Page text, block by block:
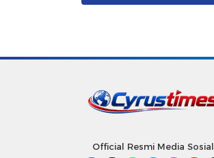
Official Resmi Media Sosial